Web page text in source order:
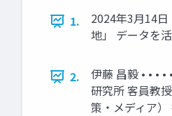
1.
2024年3月14
地」 データを
2.
伊藤 昌毅 • • •
研究所 客員教
策・メディア